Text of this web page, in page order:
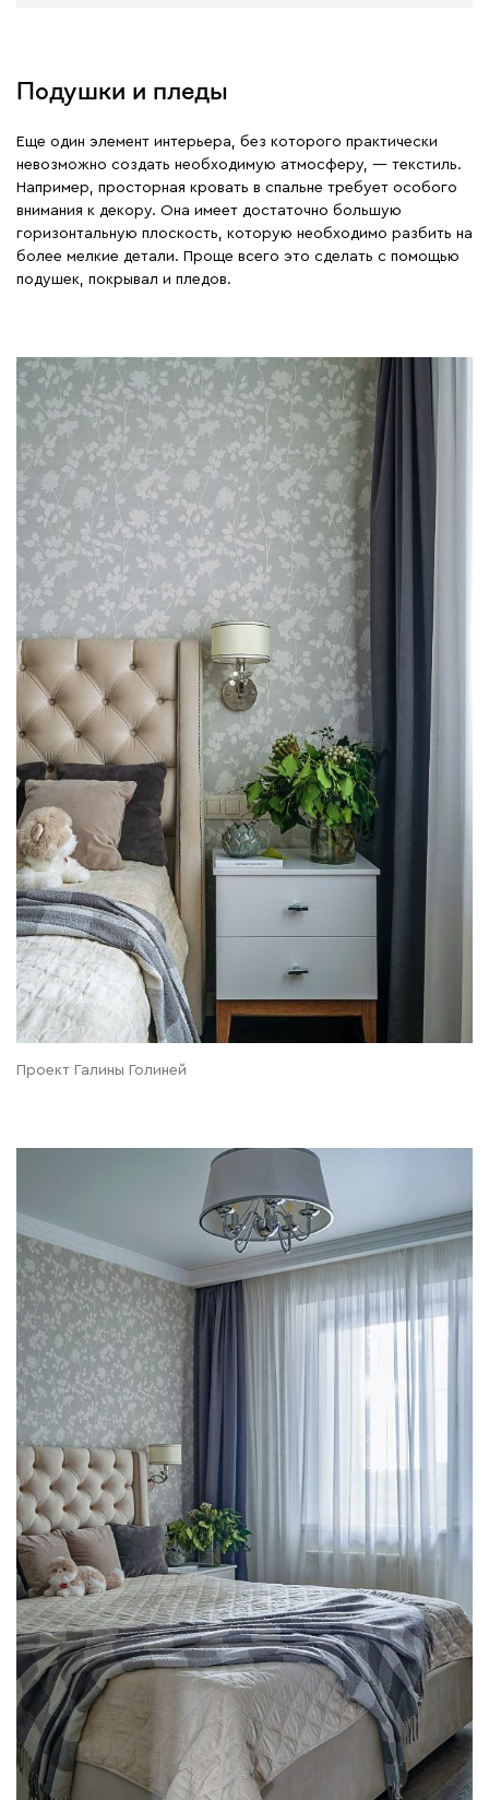
Подушки и пледы
Еще один элемент интерьера, без которого практически
невозможно создать необходимую атмосферу, — текстиль.
Например, просторная кровать в спальне требует особого
внимания к декору. Она имеет достаточно большую
горизонтальную плоскость, которую необходимо разбить на
более мелкие детали. Проще всего это сделать с помощью
подушек, покрывал и пледов.
Проект Галины Голиней